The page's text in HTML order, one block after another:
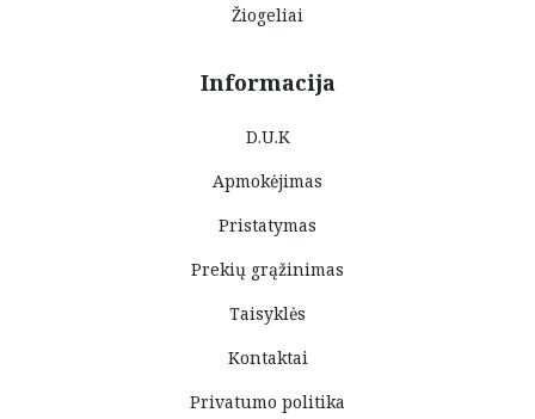
Žiogeliai
Informacija
D.U.K
Apmokėjimas
Pristatymas
Prekių grąžinimas
Taisyklės
Kontaktai
Privatumo politika